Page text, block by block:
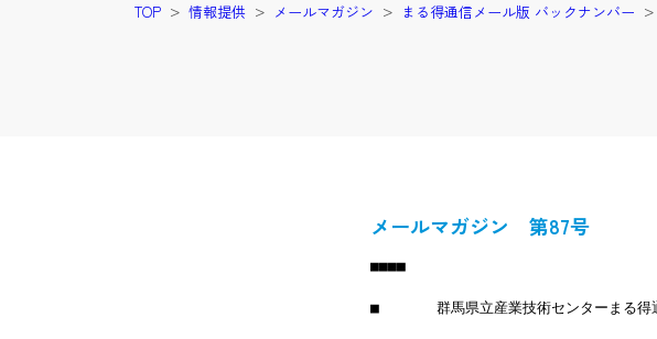
TOP 情報提供 メールマガジン まる得通信メール版 バックナンバー
メールマガジン 第87号
■■■■
■　　　　群馬県立産業技術センターまる得